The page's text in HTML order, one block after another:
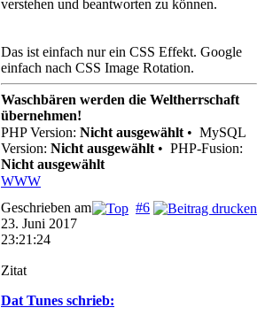
verstehen und beantworten zu können.
Das ist einfach nur ein CSS Effekt. Google
einfach nach CSS Image Rotation.
Waschbären werden die Weltherrschaft
übernehmen!
PHP Version: Nicht ausgewählt • MySQL
Version: Nicht ausgewählt • PHP-Fusion:
Nicht ausgewählt
WWW
#6
Geschrieben am
23. Juni 2017
23:21:24
Zitat
Dat Tunes schrieb: